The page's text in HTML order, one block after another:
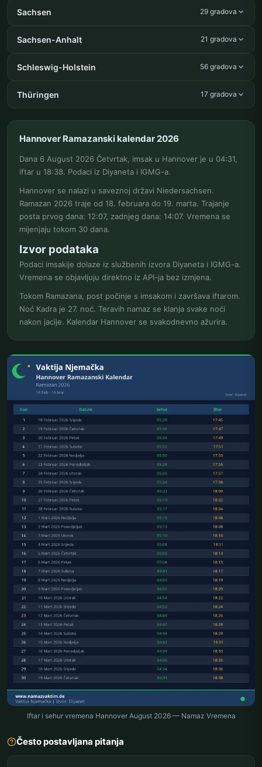
Sachsen 29 gradova
Sachsen-Anhalt 21 gradova
Schleswig-Holstein 56 gradova
Thüringen 17 gradova
Hannover Ramazanski kalendar 2026
Dana 6 August 2026 Četvrtak, imsak u Hannover je u 04:31,
iftar u 18:38. Podaci iz Diyaneta i IGMG-a.
Hannover se nalazi u saveznoj državi Niedersachsen.
Ramazan 2026 traje od 18. februara do 19. marta. Trajanje
posta prvog dana: 12:07, zadnjeg dana: 14:07. Vremena se
mijenjaju tokom 30 dana.
Izvor podataka
Podaci imsakije dolaze iz službenih izvora Diyaneta i IGMG-a.
Vremena se objavljuju direktno iz API-ja bez izmjena.
Tokom Ramazana, post počinje s imsakom i završava iftarom.
Noć Kadra je 27. noć. Teravih namaz se klanja svake noći
nakon jacije. Kalendar Hannover se svakodnevno ažurira.
Iftar i sehur vremena Hannover August 2026 — Namaz Vremena
Često postavljana pitanja